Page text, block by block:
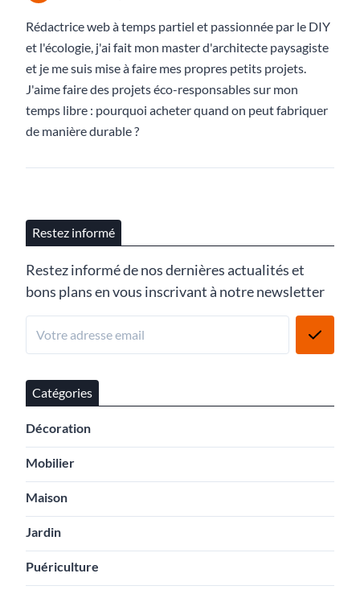
Rédactrice web à temps partiel et passionnée par le DIY
et l'écologie, j'ai fait mon master d'architecte paysagiste
et je me suis mise à faire mes propres petits projets.
J'aime faire des projets éco-responsables sur mon
temps libre : pourquoi acheter quand on peut fabriquer
de manière durable ?
Restez informé
Restez informé de nos dernières actualités et
bons plans en vous inscrivant à notre newsletter
Catégories
Décoration
Mobilier
Maison
Jardin
Puériculture